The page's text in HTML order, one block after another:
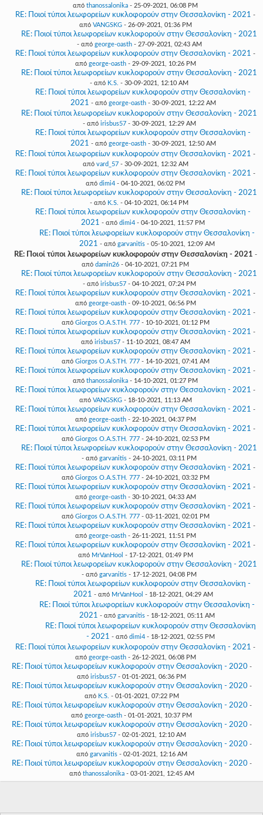
από thanossalonika - 25-09-2021, 06:08 PM
RE: Ποιοί τύποι λεωφορείων κυκλοφορούν στην Θεσσαλονίκη - 2021 -
από VANGSKG- 26-09-2021, 01:36 PM
RE: Ποιοί τύποι λεωφορείων κυκλοφορούν στην Θεσσαλονίκη - 2021
- από george-oasth- 27-09-2021, 02:43 AM
RE: Ποιοί τύποι λεωφορείων κυκλοφορούν στην Θεσσαλονίκη - 2021 -
από george-oasth- 29-09-2021, 10:26 PM
RE: Ποιοί τύποι λεωφορείων κυκλοφορούν στην Θεσσαλονίκη - 2021
- από K.S. - 30-09-2021, 12:10 AM
RE: Ποιοί τύποι λεωφορείων κυκλοφορούν στην Θεσσαλονίκη -
2021 - από george-oasth- 30-09-2021, 12:22 AM
RE: Ποιοί τύποι λεωφορείων κυκλοφορούν στην Θεσσαλονίκη - 2021
- από irisbus57- 30-09-2021, 12:29 AM
RE: Ποιοί τύποι λεωφορείων κυκλοφορούν στην Θεσσαλονίκη -
2021 - από george-oasth- 30-09-2021, 12:50 AM
RE: Ποιοί τύποι λεωφορείων κυκλοφορούν στην Θεσσαλονίκη - 2021 -
από vard_57- 30-09-2021, 12:32 AM
RE: Ποιοί τύποι λεωφορείων κυκλοφορούν στην Θεσσαλονίκη - 2021 -
από dimi4 - 04-10-2021, 06:02 PM
RE: Ποιοί τύποι λεωφορείων κυκλοφορούν στην Θεσσαλονίκη - 2021
- από K.S. - 04-10-2021, 06:14 PM
RE: Ποιοί τύποι λεωφορείων κυκλοφορούν στην Θεσσαλονίκη -
2021 - από dimi4 - 04-10-2021, 11:57 PM
RE: Ποιοί τύποι λεωφορείων κυκλοφορούν στην Θεσσαλονίκη -
2021 - από garvanitis- 05-10-2021, 12:09 AM
RE: Ποιοί τύποι λεωφορείων κυκλοφορούν στην Θεσσαλονίκη - 2021 -
από damin26 - 04-10-2021, 07:21 PM
RE: Ποιοί τύποι λεωφορείων κυκλοφορούν στην Θεσσαλονίκη - 2021
- από irisbus57- 04-10-2021, 07:24 PM
RE: Ποιοί τύποι λεωφορείων κυκλοφορούν στην Θεσσαλονίκη - 2021 -
από george-oasth- 09-10-2021, 06:56 PM
RE: Ποιοί τύποι λεωφορείων κυκλοφορούν στην Θεσσαλονίκη - 2021 -
από Giorgos O.A.S.TH. 777- 10-10-2021, 01:12 PM
RE: Ποιοί τύποι λεωφορείων κυκλοφορούν στην Θεσσαλονίκη - 2021 -
από irisbus57- 11-10-2021, 08:47 AM
RE: Ποιοί τύποι λεωφορείων κυκλοφορούν στην Θεσσαλονίκη - 2021 -
από Giorgos O.A.S.TH. 777- 14-10-2021, 07:41 AM
RE: Ποιοί τύποι λεωφορείων κυκλοφορούν στην Θεσσαλονίκη - 2021 -
από thanossalonika - 14-10-2021, 01:27 PM
RE: Ποιοί τύποι λεωφορείων κυκλοφορούν στην Θεσσαλονίκη - 2021 -
από VANGSKG- 18-10-2021, 11:13 AM
RE: Ποιοί τύποι λεωφορείων κυκλοφορούν στην Θεσσαλονίκη - 2021 -
από george-oasth- 22-10-2021, 04:37 PM
RE: Ποιοί τύποι λεωφορείων κυκλοφορούν στην Θεσσαλονίκη - 2021 -
από Giorgos O.A.S.TH. 777- 24-10-2021, 02:53 PM
RE: Ποιοί τύποι λεωφορείων κυκλοφορούν στην Θεσσαλονίκη - 2021
- από garvanitis - 24-10-2021, 03:11 PM
RE: Ποιοί τύποι λεωφορείων κυκλοφορούν στην Θεσσαλονίκη - 2021 -
από Giorgos O.A.S.TH. 777- 24-10-2021, 03:32 PM
RE: Ποιοί τύποι λεωφορείων κυκλοφορούν στην Θεσσαλονίκη - 2021 -
από george-oasth- 30-10-2021, 04:33 AM
RE: Ποιοί τύποι λεωφορείων κυκλοφορούν στην Θεσσαλονίκη - 2021 -
από Giorgos O.A.S.TH. 777- 03-11-2021, 02:01 PM
RE: Ποιοί τύποι λεωφορείων κυκλοφορούν στην Θεσσαλονίκη - 2021 -
από george-oasth- 26-11-2021, 11:51 PM
RE: Ποιοί τύποι λεωφορείων κυκλοφορούν στην Θεσσαλονίκη - 2021 -
από MrVanHool - 17-12-2021, 01:49 PM
RE: Ποιοί τύποι λεωφορείων κυκλοφορούν στην Θεσσαλονίκη - 2021
- από garvanitis - 17-12-2021, 04:08 PM
RE: Ποιοί τύποι λεωφορείων κυκλοφορούν στην Θεσσαλονίκη -
2021 - από MrVanHool - 18-12-2021, 04:29 AM
RE: Ποιοί τύποι λεωφορείων κυκλοφορούν στην Θεσσαλονίκη -
2021 - από garvanitis- 18-12-2021, 05:11 AM
RE: Ποιοί τύποι λεωφορείων κυκλοφορούν στην Θεσσαλονίκη
- 2021 - από dimi4 - 18-12-2021, 02:55 PM
RE: Ποιοί τύποι λεωφορείων κυκλοφορούν στην Θεσσαλονίκη - 2021 -
από george-oasth- 26-12-2021, 06:08 PM
RE: Ποιοί τύποι λεωφορείων κυκλοφορούν στην Θεσσαλονίκη - 2020 -
από irisbus57 - 01-01-2021, 06:36 PM
RE: Ποιοί τύποι λεωφορείων κυκλοφορούν στην Θεσσαλονίκη - 2020 -
από K.S. - 01-01-2021, 07:22 PM
RE: Ποιοί τύποι λεωφορείων κυκλοφορούν στην Θεσσαλονίκη - 2020 -
από george-oasth - 01-01-2021, 10:37 PM
RE: Ποιοί τύποι λεωφορείων κυκλοφορούν στην Θεσσαλονίκη - 2020 -
από irisbus57 - 02-01-2021, 12:10 AM
RE: Ποιοί τύποι λεωφορείων κυκλοφορούν στην Θεσσαλονίκη - 2020 -
από garvanitis- 02-01-2021, 12:16 AM
RE: Ποιοί τύποι λεωφορείων κυκλοφορούν στην Θεσσαλονίκη - 2020 -
από thanossalonika- 03-01-2021, 12:45 AM